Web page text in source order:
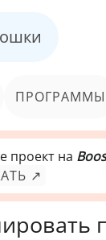
ПРОГРАММЫ
проект на
↗